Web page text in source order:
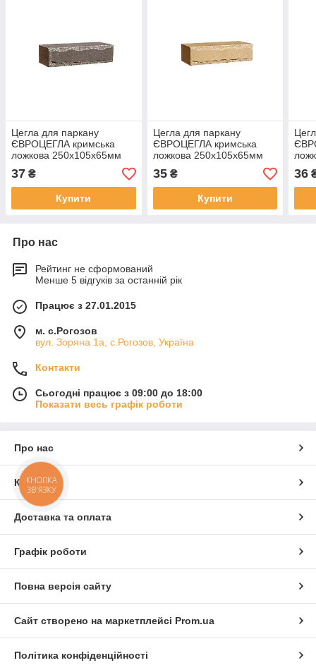
Цегла для паркану
ЄВРОЦЕГЛА кримська
ложкова 250х105х65мм
графіт
37 ₴
Купити
Цегла для паркану
ЄВРОЦЕГЛА кримська
ложкова 250х105х65мм
жовта
35₴
Купити
36
Про нас
Рейтинг не сформований
Менше 5 відгуків за останній рік
Працює з 27.01.2015
м. с.Рогозов
вул. Зоряна 1а, с.Рогозов, Україна
Контакти
Сьогодні працює з 09:00 до 18:00
Показати весь графік роботи
Про нас
Контакти
Доставка та оплата
Графік роботи
Повна версія сайту
Сайт створено на маркетплейсі Prom.ua
Політика конфіденційності
КНОПКА
ЗВ'ЯЗКУ